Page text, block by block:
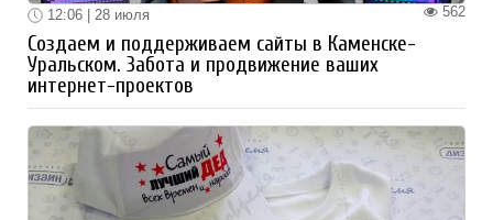
562
12:06 | 28 июля
Создаем и поддерживаем сайты в Каменске-
Уральском. Забота и продвижение ваших
интернет-проектов